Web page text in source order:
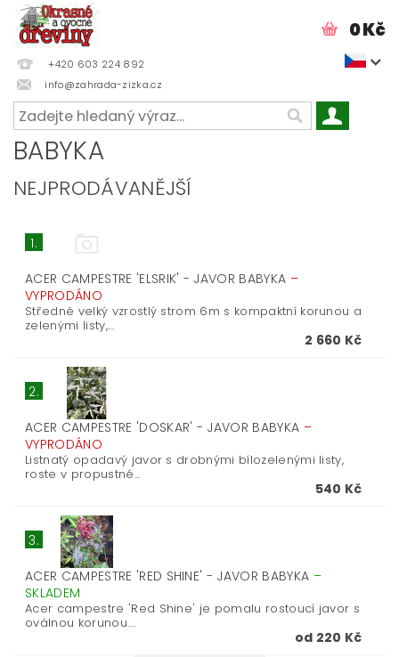
+420 603 224 892
info@zahrada-zizka.cz
0 Kč
BABYKA
NEJPRODÁVANĚJŠÍ
1.
ACER CAMPESTRE 'ELSRIK' - JAVOR BABYKA –
VYPRODÁNO
Středně velký vzrostlý strom 6m s kompaktní korunou a
zelenými listy,...
2 660 Kč
2.
ACER CAMPESTRE 'DOSKAR' - JAVOR BABYKA –
VYPRODÁNO
Listnatý opadavý javor s drobnými bílozelenými listy,
roste v propustné...
540 Kč
3.
ACER CAMPESTRE 'RED SHINE' - JAVOR BABYKA –
SKLADEM
Acer campestre 'Red Shine' je pomalu rostoucí javor s
oválnou korunou....
od 220 Kč